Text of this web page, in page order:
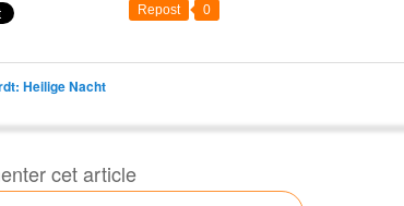
Repost 0
Heilige Nacht
cet article